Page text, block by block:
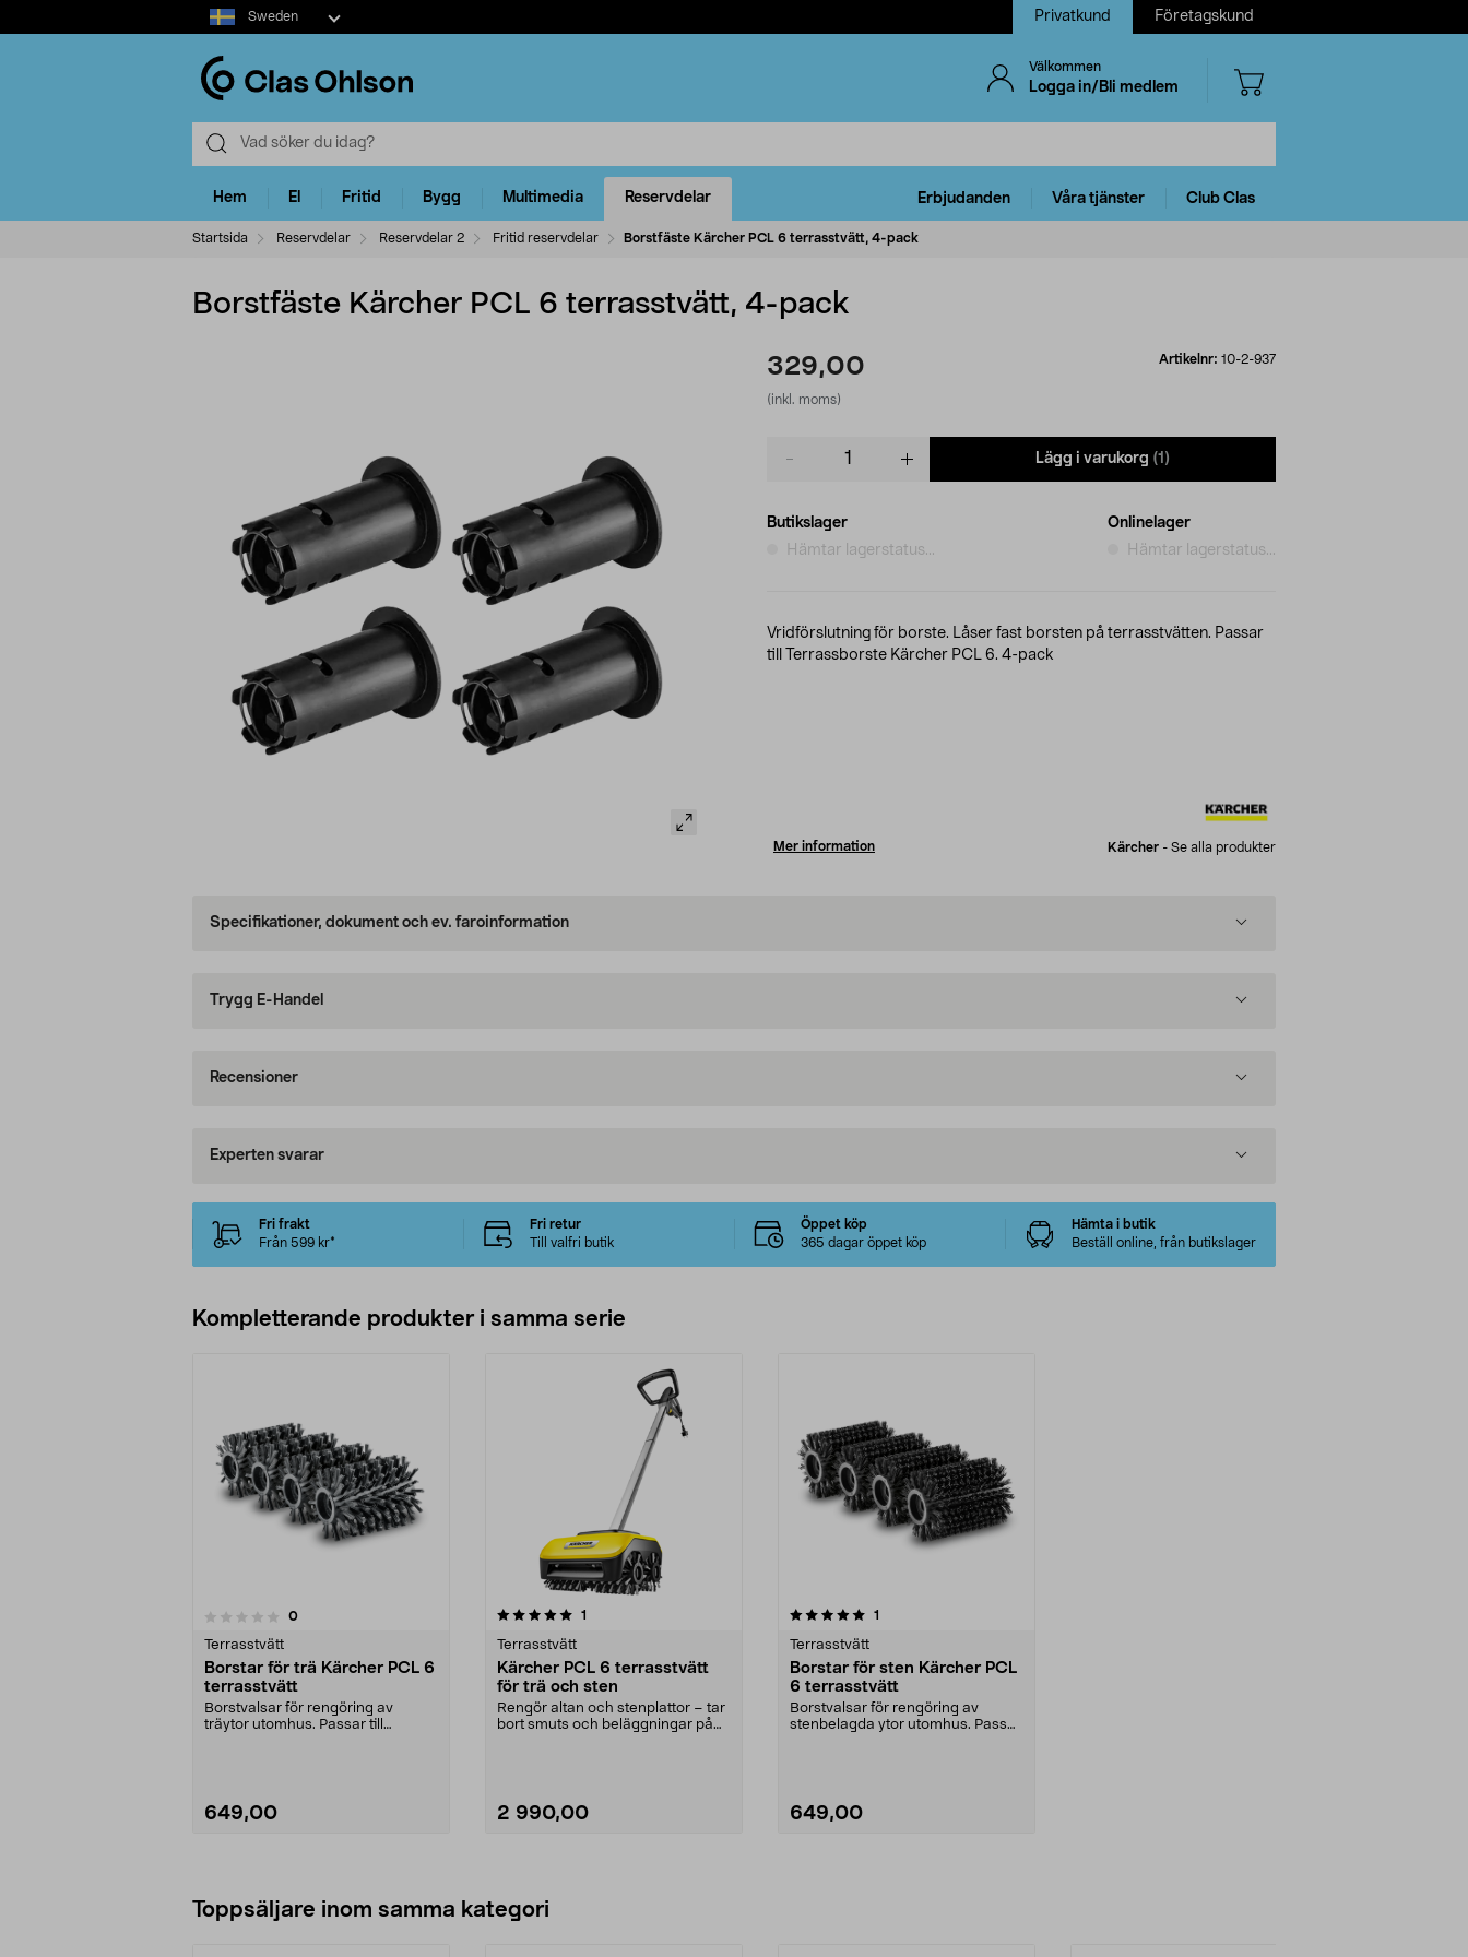
Select
market
Sweden Privatkund Företagskund
Välkommen
Logga in/Bli medlem
Hem El Fritid Bygg Multimedia Reservdelar Erbjudanden Våra tjänster Club Clas
Startsida Reservdelar Reservdelar 2 Fritid reservdelar Borstfäste Kärcher PCL 6 terrasstvätt, 4-pack
Borstfäste Kärcher PCL 6 terrasstvätt, 4-pack
329,00
(inkl. moms)
Artikelnr: 10-2-937
Lägg i varukorg (1)
Butikslager
Hämtar lagerstatus...
Onlinelager
Hämtar lagerstatus...
Vridförslutning för borste. Låser fast borsten på terrasstvätten. Passar
till Terrassborste Kärcher PCL 6. 4-pack
Mer information Kärcher - Se alla produkter
Specifikationer, dokument och ev. faroinformation
Trygg E-Handel
Recensioner
Experten svarar
Fri frakt
Från 599 kr*
Fri retur
Till valfri butik
Öppet köp
365 dagar öppet köp
Hämta i butik
Beställ online, från butikslager
Kompletterande produkter i samma serie
0recensioner
Terrasstvätt
Borstar för trä Kärcher PCL 6
terrasstvätt
Borstvalsar för rengöring av
träytor utomhus. Passar till
649,00
5.0av 5 stjärnor 1
Terrasstvätt
Kärcher PCL 6 terrasstvätt
för trä och sten
Rengör altan och stenplattor – tar
bort smuts och beläggningar på
2 990,00
5.0av 5 stjärnor 1
Terrasstvätt
Borstar för sten Kärcher PCL
6 terrasstvätt
Borstvalsar för rengöring av
stenbelagda ytor utomhus. Passar
649,00
Toppsäljare inom samma kategori